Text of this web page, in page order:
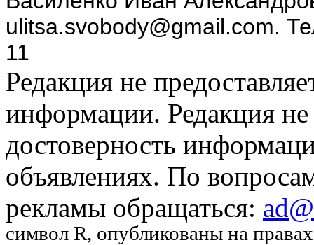
ulitsa.svobody@gmail.com.
11
Редакция не
информации. Редакция не
достоверность
объявлениях. По
рекламы обращаться:
символ R, опубликованы на